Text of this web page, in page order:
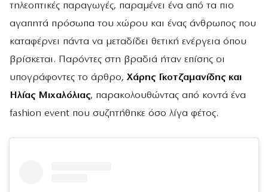
τηλεοπτικές παραγωγές, παραμένει ένα από τα πιο
αγαπητά πρόσωπα του χώρου και ένας άνθρωπος που
καταφέρνει πάντα να μεταδίδει θετική ενέργεια όπου
βρίσκεται. Παρόντες στη βραδιά ήταν επίσης οι
υπογράφοντες το άρθρο, Χάρης Γκοτζαμανίδης και
Ηλίας Μιχαλόλιας, παρακολουθώντας από κοντά ένα
fashion event που συζητήθηκε όσο λίγα φέτος.